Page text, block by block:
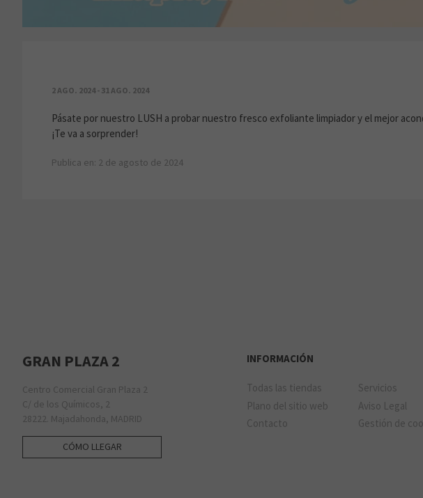
2 AGO. 2024 - 31 AGO. 2024
Pásate por nuestro LUSH a probar nuestro fresco exfoliante limpiador y el mejor
¡Te va a sorprender!
Publica en: 2 de agosto de 2024
GRAN PLAZA 2
Centro Comercial Gran Plaza 2
C/ de los Químicos, 2
28222. Majadahonda, MADRID
CÓMO LLEGAR
INFORMACIÓN
Todas las tiendas
Servicios
Plano del sitio web
Aviso Legal
Contacto
Gestión de